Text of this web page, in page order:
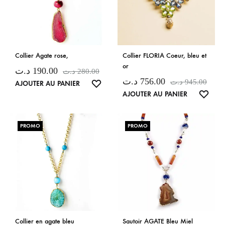
Collier Agate rose,
190.00 د.ت 280.00 د.ت
AJOUTER AU PANIER
Collier FLORIA Coeur, bleu et
or
756.00 د.ت 945.00 د.ت
AJOUTER AU PANIER
PROMO
Collier en agate bleu
PROMO
Sautoir AGATE Bleu Miel